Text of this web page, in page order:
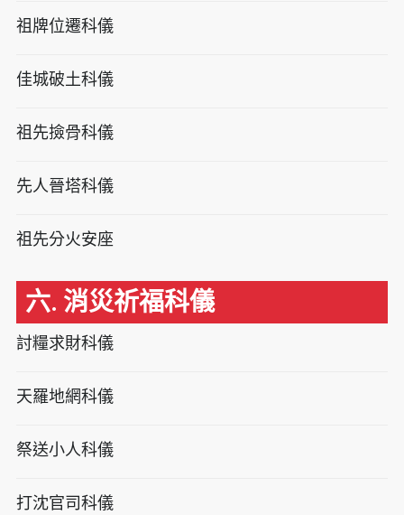
祖牌位遷科儀
佳城破土科儀
祖先撿骨科儀
先人晉塔科儀
祖先分火安座
六. 消災祈福科儀
討糧求財科儀
天羅地網科儀
祭送小人科儀
打沈官司科儀